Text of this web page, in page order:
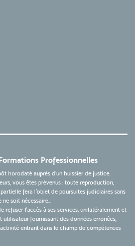
Professionnelles
horodaté auprès d'un huissier de justice.
vous êtes prévenus : toute reproduction,
fera l'objet de poursuites judiciaires sans
ne soit nécessaire...
refuser l'accès à ses services, unilatéralement et
fournissant des données erronées,
entrant dans le champ de compétences